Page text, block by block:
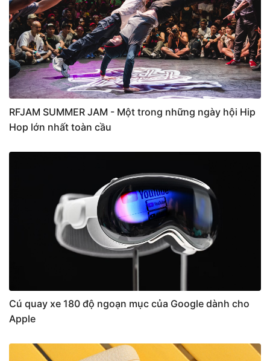
RFJAM SUMMER JAM - Một trong những ngày hội Hip
Hop lớn nhất toàn cầu
Cú quay xe 180 độ ngoạn mục của Google dành cho
Apple